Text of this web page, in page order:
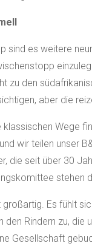
sind es weitere
zu den
aber die
klassischen Wege
wir teilen unser
die seit über 30
stehen
großartig. Es fühlt
den Rindern zu,
Gesellschaft